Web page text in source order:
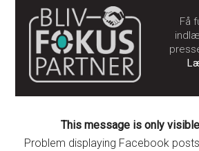
Få
This message is only
Problem displaying Facebook